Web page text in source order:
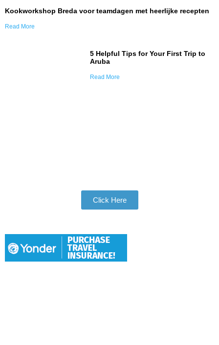
Kookworkshop Breda voor teamdagen met heerlijke recepten
Read More
5 Helpful Tips for Your First Trip to
Aruba
Read More
Click Here